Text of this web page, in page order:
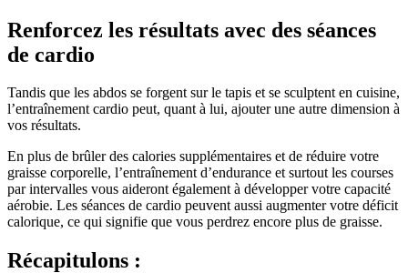
Renforcez les résultats avec des séances
de cardio
Tandis que les abdos se forgent sur le tapis et se sculptent en cuisine,
l’entraînement cardio peut, quant à lui, ajouter une autre dimension à
vos résultats.
En plus de brûler des calories supplémentaires et de réduire votre
graisse corporelle, l’entraînement d’endurance et surtout les courses
par intervalles vous aideront également à développer votre capacité
aérobie. Les séances de cardio peuvent aussi augmenter votre déficit
calorique, ce qui signifie que vous perdrez encore plus de graisse.
Récapitulons :